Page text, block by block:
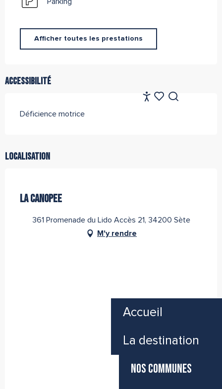
Accueil
La destination
NOS COMMUNES
Parking
Afficher toutes les prestations
Accessibilité
Déficience motrice
Localisation
LA CANOPEE
361 Promenade du Lido Accès 21, 34200 Sète
M'y rendre